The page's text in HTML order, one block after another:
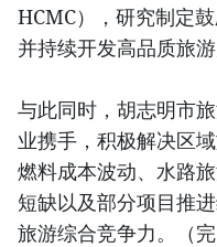
HCMC），研究制定
并持续开发高品质旅游
与此同时，胡志明市
业携手，积极解决区
燃料成本波动、水路
短缺以及部分项目推
旅游综合竞争力。（完